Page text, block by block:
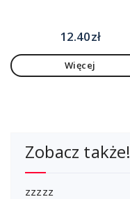
12.40zł
Więcej
Zobacz także!
zzzzz